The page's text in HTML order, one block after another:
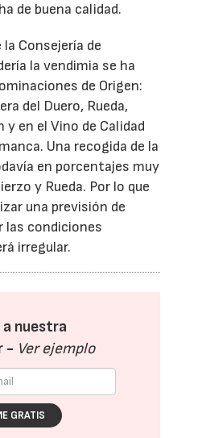
de buena calidad.
Consejería de
la vendimia se ha
de Origen:
del Duero, Rueda,
y en el Vino de Calidad
Una recogida de la
en porcentajes muy
y Rueda. Por lo que
una previsión de
las condiciones
irregular.
a nuestra
- Ver ejemplo
GRATIS